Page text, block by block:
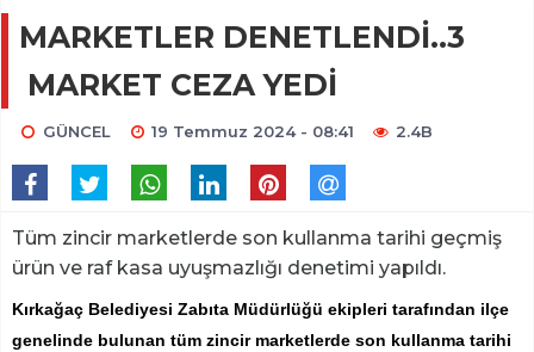
MARKETLER DENETLENDİ..3
MARKET CEZA YEDİ
GÜNCEL 19 Temmuz 2024 - 08:41 2.4B
Tüm zincir marketlerde son kullanma tarihi geçmiş
ürün ve raf kasa uyuşmazlığı denetimi yapıldı.
Kırkağaç Belediyesi Zabıta Müdürlüğü ekipleri tarafından ilçe
genelinde bulunan tüm zincir marketlerde son kullanma tarihi